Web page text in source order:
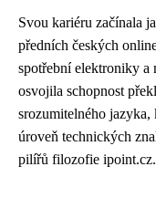
Svou kariéru začínala
předních českých
spotřební elektroniky a
osvojila schopnost
srozumitelného jazyka,
úroveň technických
pilířů filozofie ipoint.cz.